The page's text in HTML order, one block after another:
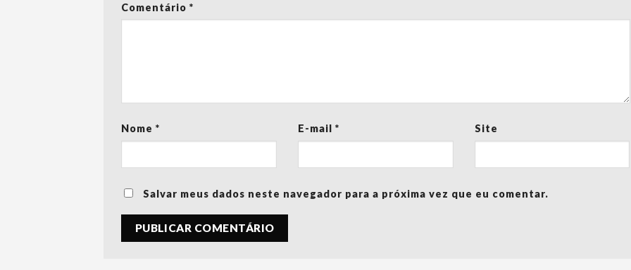
Comentário *
Nome * E-mail * Site
Salvar meus dados neste navegador para a próxima vez que eu comentar.